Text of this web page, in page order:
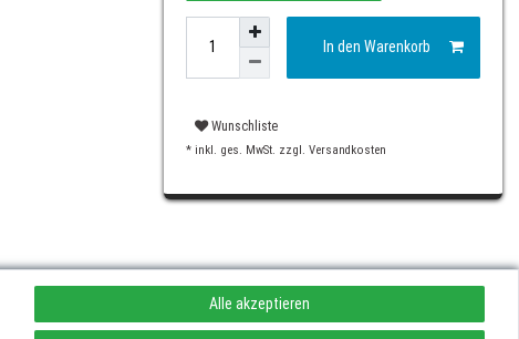
In den Warenkorb
Wunschliste
* inkl. ges. MwSt. zzgl. Versandkosten
Alle akzeptieren